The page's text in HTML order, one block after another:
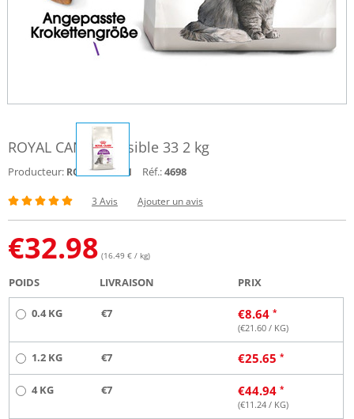
ROYAL CANIN Sensible 33 2 kg
Producteur: ROYAL CANIN Réf.:4698
3 Avis Ajouter un avis
€32.98 (16.49 € / kg)
POIDS LIVRAISON PRIX
0.4 KG €7 €8.64
(€21.60 / KG)
1.2 KG €7 €25.65
4 KG €7 €44.94
(€11.24 / KG)